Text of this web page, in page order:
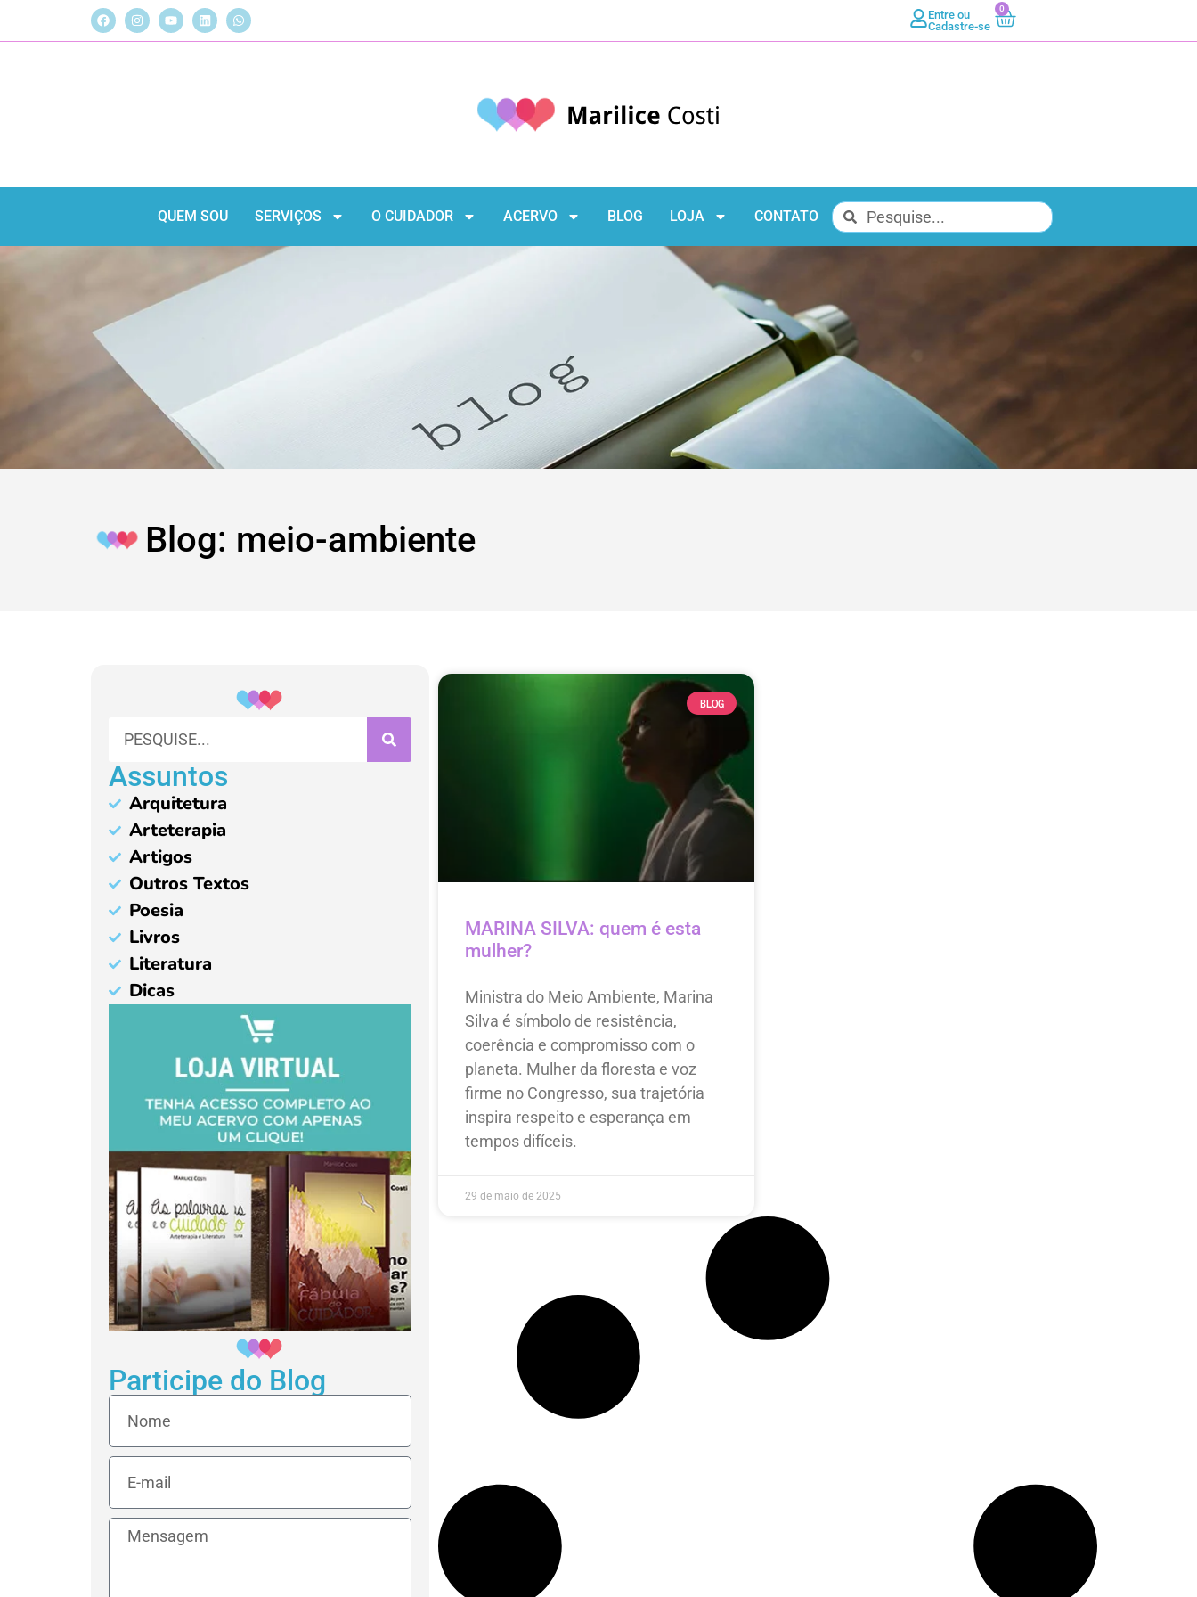
Entre ou
Cadastre-se
0
QUEM SOU SERVIÇOS O CUIDADOR ACERVO BLOG LOJA CONTATO
Blog: meio-ambiente
Assuntos
Arquitetura
Arteterapia
Artigos
Outros Textos
Poesia
Livros
Literatura
Dicas
Participe do Blog
BLOG
MARINA SILVA: quem é esta
mulher?
Ministra do Meio Ambiente, Marina
Silva é símbolo de resistência,
coerência e compromisso com o
planeta. Mulher da floresta e voz
firme no Congresso, sua trajetória
inspira respeito e esperança em
tempos difíceis.
29 de maio de 2025